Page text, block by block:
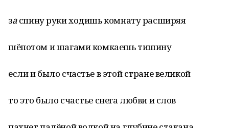
заспину руки ходишь комнату расширяя
шёпотом и шагами комкаешь тишину
если и было счастье в этой стране великой
то это было счастье снега любви и слов